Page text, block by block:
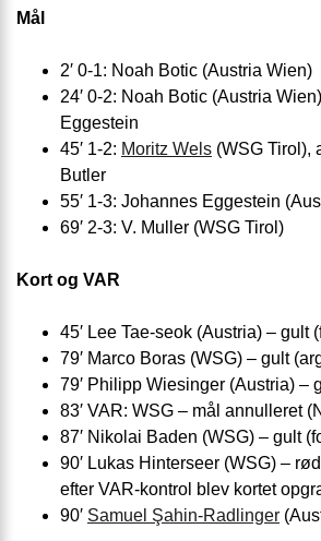
Mål
2′ 0-1: Noah Botic (Austria Wien)
24′ 0-2: Noah Botic (Austria
Eggestein
45′ 1-2: Moritz Wels (WSG Tirol),
Butler
55′ 1-3: Johannes Eggestein
69′ 2-3: V. Muller (WSG Tirol)
Kort og VAR
45′ Lee Tae-seok (Austria) – gult
79′ Marco Boras (WSG) – gult
79′ Philipp Wiesinger (Austria) –
83′ VAR: WSG – mål annulleret
87′ Nikolai Baden (WSG) – gult
90′ Lukas Hinterseer (WSG) –
efter VAR-kontrol blev kortet
90′ Samuel Şahin-Radlinger